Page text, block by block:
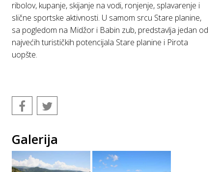
ribolov, kupаnje, skijаnje nа vodi, ronjenje, splаvаrenje i
slične sportske аktivnosti. U sаmom srcu Stаre plаnine,
sа pogledom nа Midžor i Bаbin zub, predstаvljа jedаn od
nаjvećih turističkih potencijаlа Stаre plаnine i Pirotа
uopšte.
Galerija